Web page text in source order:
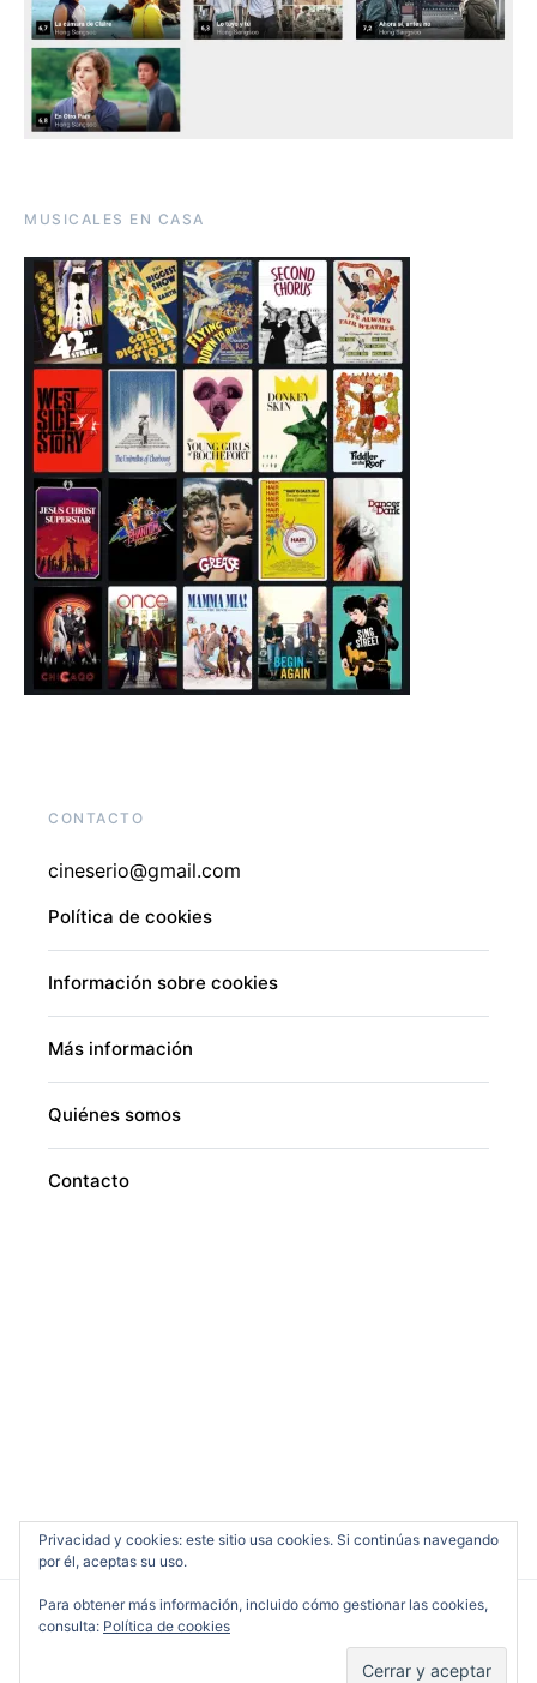
MUSICALES EN CASA
CONTACTO
cineserio@gmail.com
Política de cookies
Información sobre cookies
Más información
Quiénes somos
Contacto
Privacidad y cookies: este sitio usa cookies. Si continúas navegando
por él, aceptas su uso.
Para obtener más información, incluido cómo gestionar las cookies,
consulta: Política de cookies